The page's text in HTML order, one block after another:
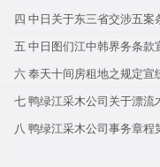
四 中日关于东三省交涉五案
五 中日图们江中韩界务条款
六 奉天十间房租地之规定宣
七 鸭绿江采木公司关于漂流
八 鸭绿江采木公司事务章